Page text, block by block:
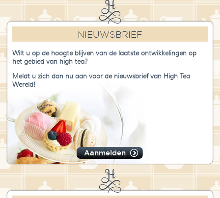
NIEUWSBRIEF
Wilt u op de hoogte blijven van de laatste ontwikkelingen op
het gebied van high tea?
Meldt u zich dan nu aan voor de nieuwsbrief van High Tea
Wereld!
Aanmelden